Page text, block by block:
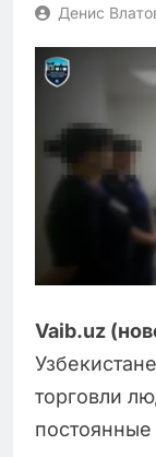
Денис
Vaib.uz
Узбекистане
торговли